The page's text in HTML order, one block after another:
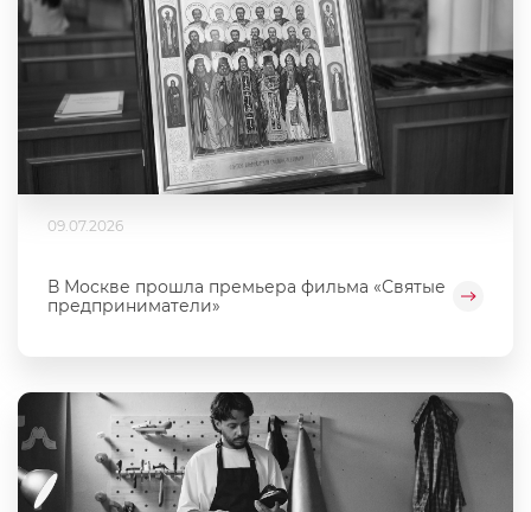
09.07.2026
В Москве прошла премьера фильма «Святые
предприниматели»